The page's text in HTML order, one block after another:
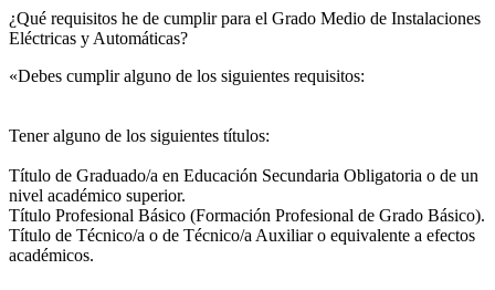
¿Qué requisitos he de cumplir para el Grado Medio de Instalaciones
Eléctricas y Automáticas?
«Debes cumplir alguno de los siguientes requisitos:
Tener alguno de los siguientes títulos:
Título de Graduado/a en Educación Secundaria Obligatoria o de un
nivel académico superior.
Título Profesional Básico (Formación Profesional de Grado Básico).
Título de Técnico/a o de Técnico/a Auxiliar o equivalente a efectos
académicos.